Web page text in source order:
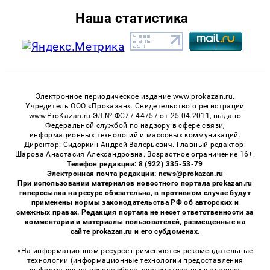
Наша статистика
Электронное периодическое издание www.prokazan.ru.
Учредитель ООО «Проказан». Cвидетельство о регистрации
www.ProKazan.ru ЭЛ № ФС77-44757 от 25.04.2011, выдано
Федеральной службой по надзору в сфере связи,
информационных технологий и массовых коммуникаций.
Директор: Сидоркин Андрей Валерьевич. Главный редактор:
Шарова Анастасия Александровна. Возрастное ограничение 16+.
Телефон редакции: 8 (922) 335-53-79
Электронная почта редакции: news@prokazan.ru
При использовании материалов новостного портала prokazan.ru
гиперссылка на ресурс обязательна, в противном случае будут
применены нормы законодательства РФ об авторских и
смежных правах. Редакция портала не несет ответственности за
комментарии и материалы пользователей, размещенные на
сайте prokazan.ru и его субдоменах.
«На информационном ресурсе применяются рекомендательные
технологии (информационные технологии предоставления